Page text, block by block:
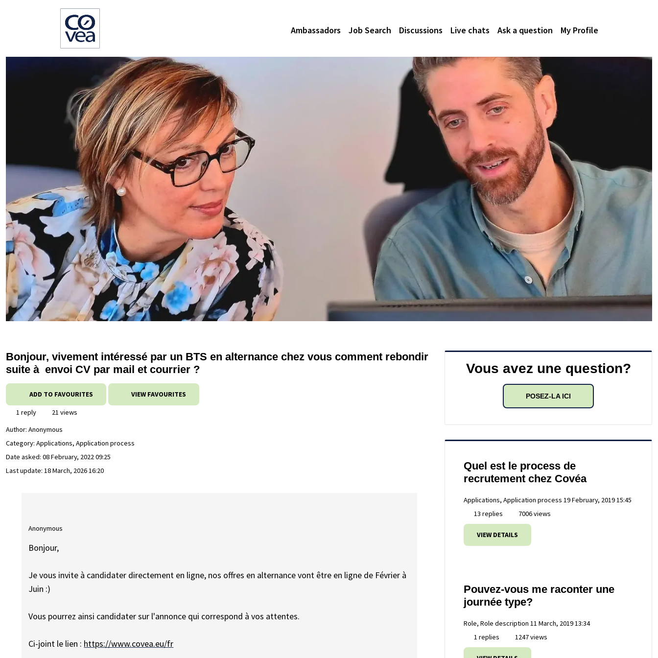
Ambassadors Job Search Discussions Live chats Ask a question My Profile
Bonjour, vivement intéressé par un BTS en alternance chez vous comment rebondir
suite à envoi CV par mail et courrier ?
ADD TO FAVOURITES VIEW FAVOURITES
1 reply
21 views
Author: Anonymous
Category: Applications, Application process
Date asked: 08 February, 2022 09:25
Last update: 18 March, 2026 16:20
Anonymous
Bonjour,
Je vous invite à candidater directement en ligne, nos offres en alternance vont être en ligne de Février à
Juin :)
Vous pourrez ainsi candidater sur l'annonce qui correspond à vos attentes.
Ci-joint le lien : https://www.covea.eu/fr
Vous avez une question?
POSEZ-LA ICI
Quel est le process de
recrutement chez Covéa
Applications, Application process 19 February, 2019 15:45
13 replies
7006 views
VIEW DETAILS
Pouvez-vous me raconter une
journée type?
Role, Role description 11 March, 2019 13:34
1 replies
1247 views